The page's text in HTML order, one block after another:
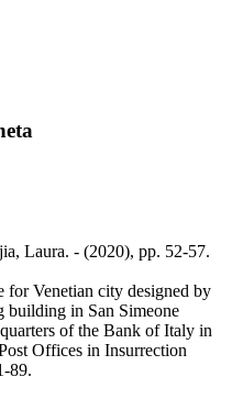
Laura. - (2020), pp. 52-57.
for Venetian city designed by
building in San Simeone
of the Bank of Italy in
Offices in Insurrection
89.